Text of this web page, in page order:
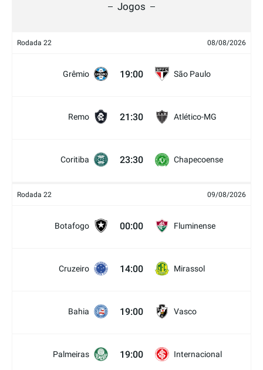
Jogos
Rodada 22 08/08/2026
Grêmio 19:00 São Paulo
Remo 21:30 Atlético-MG
Coritiba 23:30 Chapecoense
Rodada 22 09/08/2026
Botafogo 00:00 Fluminense
Cruzeiro 14:00 Mirassol
Bahia 19:00 Vasco
Palmeiras 19:00 Internacional